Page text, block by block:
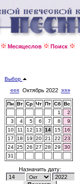
Месяцеслов
Поиск
Выбор
«««Октябрь 2022 »»»
Пн Вт Ср Чт Пт Сб Вс
1
2
3
4 5 6 7 8
9
10
11 12 13 14 15
16
17
18 19 20 21 22
23
24 25 26 27 28 29
30
31
Назначить дату: